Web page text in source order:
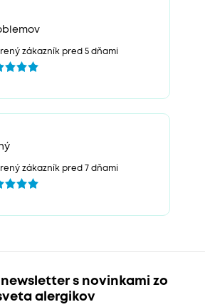
zákazník pred 5 dňami
zákazník pred 7 dňami
s novinkami zo
alergikov